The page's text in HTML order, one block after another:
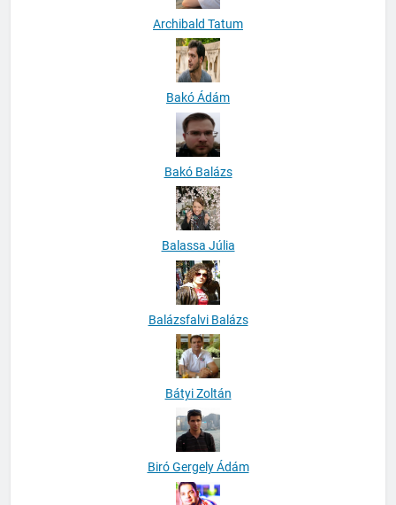
Archibald Tatum
Bakó Ádám
Bakó Balázs
Balassa Júlia
Balázsfalvi Balázs
Bátyi Zoltán
Biró Gergely Ádám